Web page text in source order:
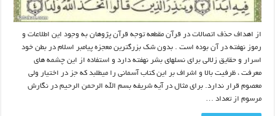
از اهداف حذف اتصالات در قرآن مقطعه توجه قرآن پژوهان به وجود این اطلاعات و
رموز نهفته در آن بوده است . بدون شک بزرگترین معجزه پیامبر اسلام در بطن خود
اسرار و حقایق زلالی برای نسلهای بشر نهفته دارد و استفاده از این چشمه های
معرفت ، ظرفیت بالا و اشراف بر این کتاب آسمانی را میطلبد که جز در اختیار ولی
معصوم قرار ندارد. برای مثال در آیه شریفه بسم الله الرحمن الرحیم در نگارش
مرسوم از تعداد …